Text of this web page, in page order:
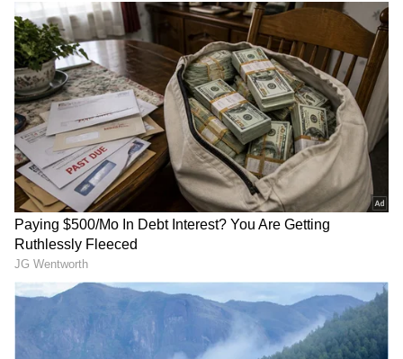
Image Credit :OTHERS
ಧನು ರಾಶಿ
ಧನು ರಾಶಿಯವರಿಗೆ ಆಗಸ್ಟ್‌ನಲ್ಲಿ ಆರ್ಥಿಕ ಸಮಸ್ಯೆಗಳು
ದೂರವಾಗುತ್ತವೆ. ವೃತ್ತಿಯಲ್ಲಿ ಹೆಸರು ಮತ್ತು ಪ್ರತಿಷ್ಠೆ ಗಳಿಸುವಿರಿ.
ವೃಶ್ಚಿಕ ರಾಶಿಯವರಿಗೆ ಈ ಯೋಗವು ಕೀರ್ತಿ ಮತ್ತು ಸಂಪತ್ತನ್ನು
ತರುತ್ತದೆ. ಹಿಂದಿನ ಹೂಡಿಕೆಗಳಿಂದ ಉತ್ತಮ ಲಾಭ ಸಿಗಲಿದೆ.
ಇಬ್ಬರಿಗೂ ಹಿಡಿದಿದ್ದೆಲ್ಲಾ ಬಂಗಾರವಾಗುವ ಸಮಯವಿದು.